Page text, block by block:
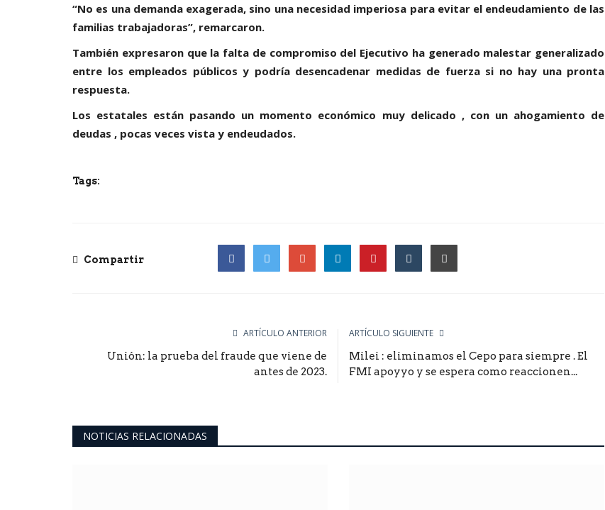
“No es una demanda exagerada, sino una necesidad imperiosa para evitar el endeudamiento de las
familias trabajadoras”, remarcaron.
También expresaron que la falta de compromiso del Ejecutivo ha generado malestar generalizado
entre los empleados públicos y podría desencadenar medidas de fuerza si no hay una pronta
respuesta.
Los estatales están pasando un momento económico muy delicado , con un ahogamiento de
deudas , pocas veces vista y endeudados.
Tags:
Compartir
ARTÍCULO ANTERIOR
Unión: la prueba del fraude que viene de
antes de 2023.
ARTÍCULO SIGUIENTE
Milei : eliminamos el Cepo para siempre . El
FMI apoyyo y se espera como reaccionen...
NOTICIAS RELACIONADAS